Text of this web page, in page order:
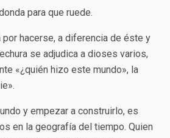
para que ruede.
por hacerse, a diferencia de éste y
se adjudica a dioses varios,
«¿quién hizo este mundo», la
y empezar a construirlo, es
en la geografía del tiempo. Quien